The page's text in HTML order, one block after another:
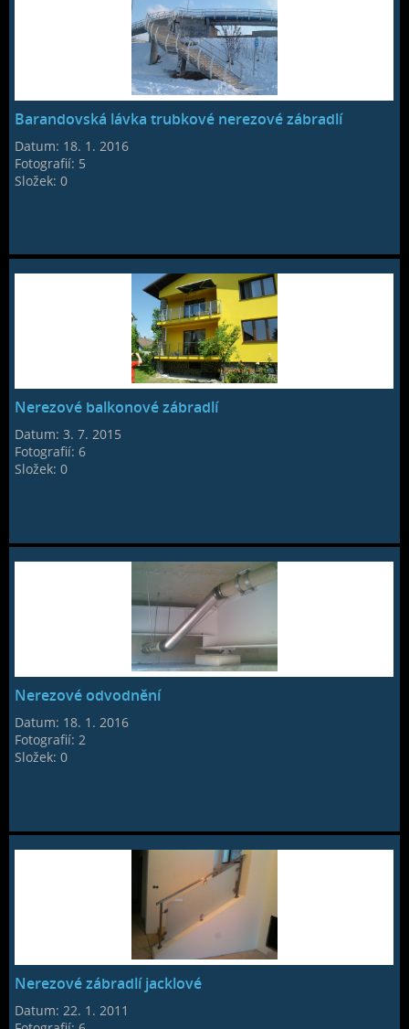
Barandovská lávka trubkové nerezové zábradlí
Datum: 18. 1. 2016
Fotografií: 5
Složek:0
Nerezové balkonové zábradlí
Datum:3. 7. 2015
Fotografií:6
Složek:0
Nerezové odvodnění
Datum: 18. 1. 2016
Fotografií:2
Složek:0
Nerezové zábradlí jacklové
Datum:22. 1. 2011